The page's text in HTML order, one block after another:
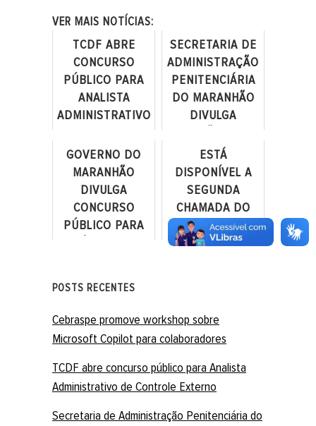
VER MAIS NOTÍCIAS:
TCDF ABRE
CONCURSO
PÚBLICO PARA
ANALISTA
ADMINISTRATIVO
EXTERNO
SECRETARIA DE
ADMINISTRAÇÃO
PENITENCIÁRIA
DO MARANHÃO
DIVULGA
NÍVEL MÉDIO E
SUPERIOR
GOVERNO DO
MARANHÃO
DIVULGA
CONCURSO
PÚBLICO PARA
ESTÁ
DISPONÍVEL A
SEGUNDA
CHAMADA DO
PROCESSO
SELETIVO DA
FACULT...
POSTS RECENTES
Cebraspe promove workshop sobre
Microsoft Copilot para colaboradores
TCDF abre concurso público para Analista
Administrativo de Controle Externo
Secretaria de Administração Penitenciária do